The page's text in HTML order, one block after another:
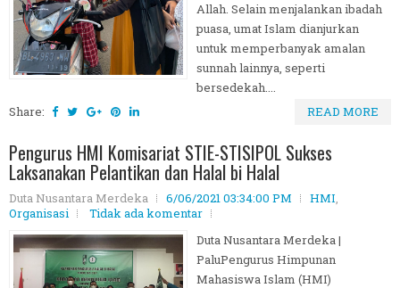
Allah. Selain menjalankan ibadah
puasa, umat Islam dianjurkan
untuk memperbanyak amalan
sunnah lainnya, seperti
bersedekah....
Share:
READ MORE
Pengurus HMI Komisariat STIE-STISIPOL Sukses
Laksanakan Pelantikan dan Halal bi Halal
Duta Nusantara Merdeka 6/06/2021 03:34:00 PM HMI,
Organisasi
Tidak ada komentar
Duta Nusantara Merdeka |
PaluPengurus Himpunan
Mahasiswa Islam (HMI)